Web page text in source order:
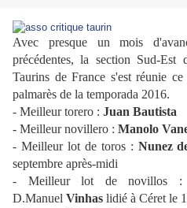
Avec presque un mois
précédentes, la section Sud-Est
Taurins de France s'est réunie
palmarès de la temporada 2016.
- Meilleur torero : Juan Bautista
- Meilleur novillero : Manolo
- Meilleur lot de toros : Nunez
septembre après-midi
- Meilleur lot de novillos :
D.Manuel Vinhas lidié à Céret le